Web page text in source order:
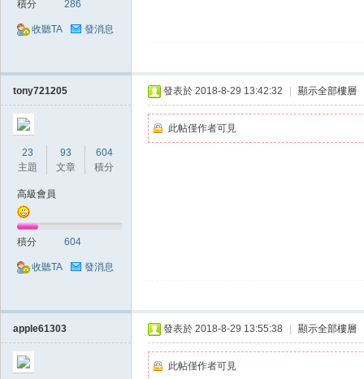
積分 286
收聽TA 發消息
tony721205
23
主題
93
文章
604
積分
高級會員
積分 604
收聽TA 發消息
發表於 2018-8-29 13:42:32 顯示全部樓層
此帖僅作者可見
apple61303 發表於 2018-8-29 13:55:38 顯示全部樓層
此帖僅作者可見